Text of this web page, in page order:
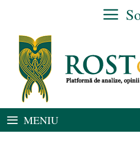
conținut
MENIU